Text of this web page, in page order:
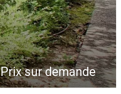
Prix sur demande